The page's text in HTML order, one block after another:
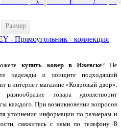
Размер
- Прямоугольник - коллекция
купить ковер в Ижевске? Не
надежды и поищите подходящий
в интернет магазине «Ковровый двор».
товара удовлетворит
каждого. При возникновении вопросов
уточнения информации по размерам и
свяжитесь с нами по телефону 8